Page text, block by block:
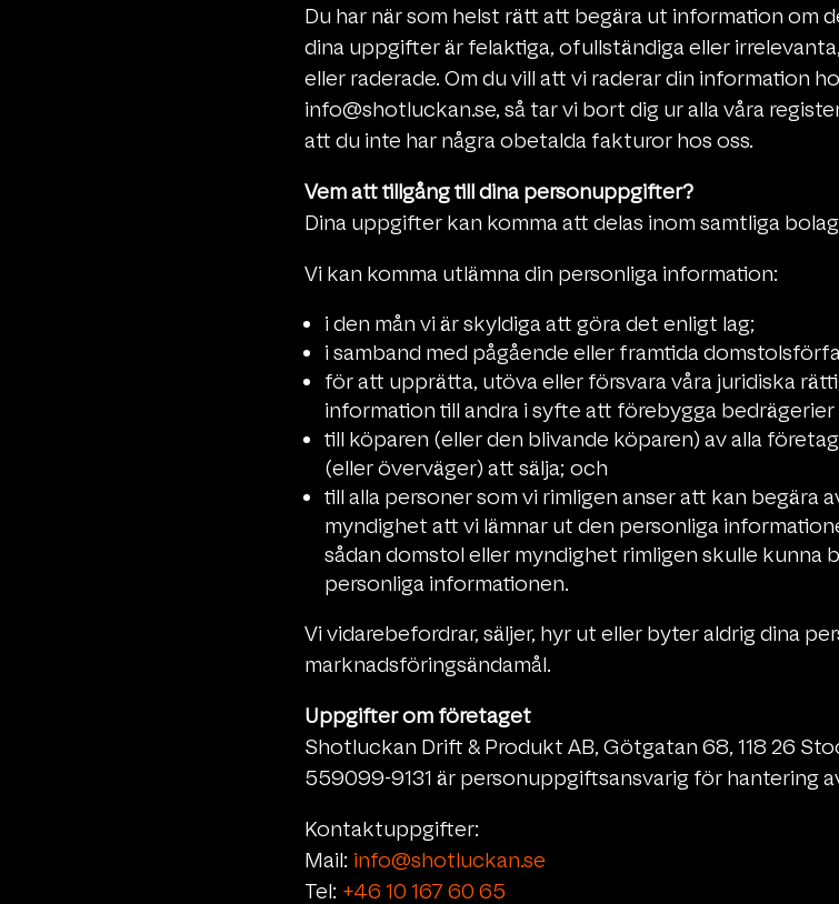
Du har när som helst rätt att begära ut information om
dina uppgifter är felaktiga, ofullständiga eller
eller raderade. Om du vill att vi raderar din information
info@shotluckan.se, så tar vi bort dig ur alla våra
att du inte har några obetalda fakturor hos oss.
Vem att tillgång till dina personuppgifter?
Dina uppgifter kan komma att delas inom samtliga
Vi kan komma utlämna din personliga information:
i den mån vi är skyldiga att göra det enligt lag;
i samband med pågående eller framtida
för att upprätta, utöva eller försvara våra juridiska
information till andra i syfte att förebygga
till köparen (eller den blivande köparen) av alla
(eller överväger) att sälja; och
till alla personer som vi rimligen anser att kan begära
myndighet att vi lämnar ut den personliga
sådan domstol eller myndighet rimligen skulle kunna
personliga informationen.
Vi vidarebefordrar, säljer, hyr ut eller byter aldrig dina
marknadsföringsändamål.
Uppgifter om företaget
Shotluckan Drift & Produkt AB, Götgatan 68, 118 26
559099-9131 är personuppgiftsansvarig för hantering
Kontaktuppgifter:
Mail: info@shotluckan.se
Tel: +46 10 167 60 65